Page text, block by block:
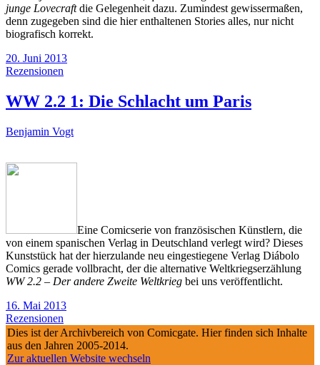
junge Lovecraftdie Gelegenheit dazu. Zumindest gewissermaßen,
denn zugegeben sind die hier enthaltenen Stories alles, nur nicht
biografisch korrekt.
20. Juni 2013
Rezensionen
WW 2.2 1: Die Schlacht um Paris
Benjamin Vogt
Eine Comicserie von französischen Künstlern, die
von einem spanischen Verlag in Deutschland verlegt wird? Dieses
Kunststück hat der hierzulande neu eingestiegene Verlag Diábolo
Comics gerade vollbracht, der die alternative Weltkriegserzählung
WW 2.2 – Der andere Zweite Weltkrieg bei uns veröffentlicht.
16. Mai 2013
Rezensionen
Dies ist der Archivbereich von Comicgate. Hier finden sich Inhalte
aus den Jahren 2005-2014.
Zur aktuellen Website wechseln